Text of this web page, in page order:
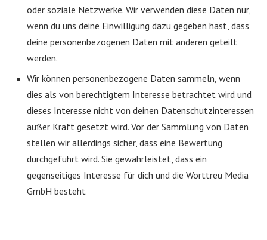
oder soziale Netzwerke. Wir verwenden diese Daten nur,
wenn du uns deine Einwilligung dazu gegeben hast, dass
deine personenbezogenen Daten mit anderen geteilt
werden.
Wir können personenbezogene Daten sammeln, wenn
dies als von berechtigtem Interesse betrachtet wird und
dieses Interesse nicht von deinen Datenschutzinteressen
außer Kraft gesetzt wird. Vor der Sammlung von Daten
stellen wir allerdings sicher, dass eine Bewertung
durchgeführt wird. Sie gewährleistet, dass ein
gegenseitiges Interesse für dich und die Worttreu Media
GmbH besteht